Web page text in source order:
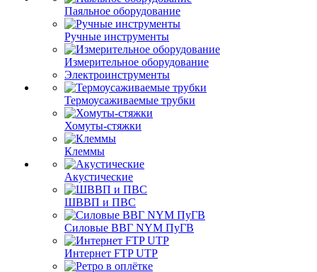
Паяльное оборудование
Ручные инструменты
Измерительное оборудование
Электроинструменты
Термоусаживаемые трубки
Хомуты-стяжки
Клеммы
Акустические
ШВВП и ПВС
Силовые ВВГ NYM ПуГВ
Интернет FTP UTP